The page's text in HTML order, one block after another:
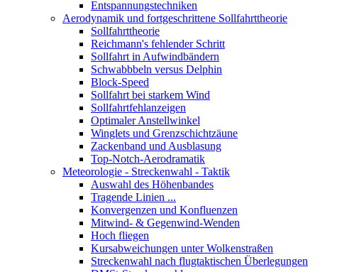
Entspannungstechniken
Aerodynamik und fortgeschrittene Sollfahrttheorie
Sollfahrttheorie
Reichmann's fehlender Schritt
Sollfahrt in Aufwindbändern
Schwabbbeln versus Delphin
Block-Speed
Sollfahrt bei starkem Wind
Sollfahrtfehlanzeigen
Optimaler Anstellwinkel
Winglets und Grenzschichtzäune
Zackenband und Ausblasung
Top-Notch-Aerodramatik
Meteorologie - Streckenwahl - Taktik
Auswahl des Höhenbandes
Tragende Linien ...
Konvergenzen und Konfluenzen
Mitwind- & Gegenwind-Wenden
Hoch fliegen
Kursabweichungen unter Wolkenstraßen
Streckenwahl nach flugtaktischen Überlegungen